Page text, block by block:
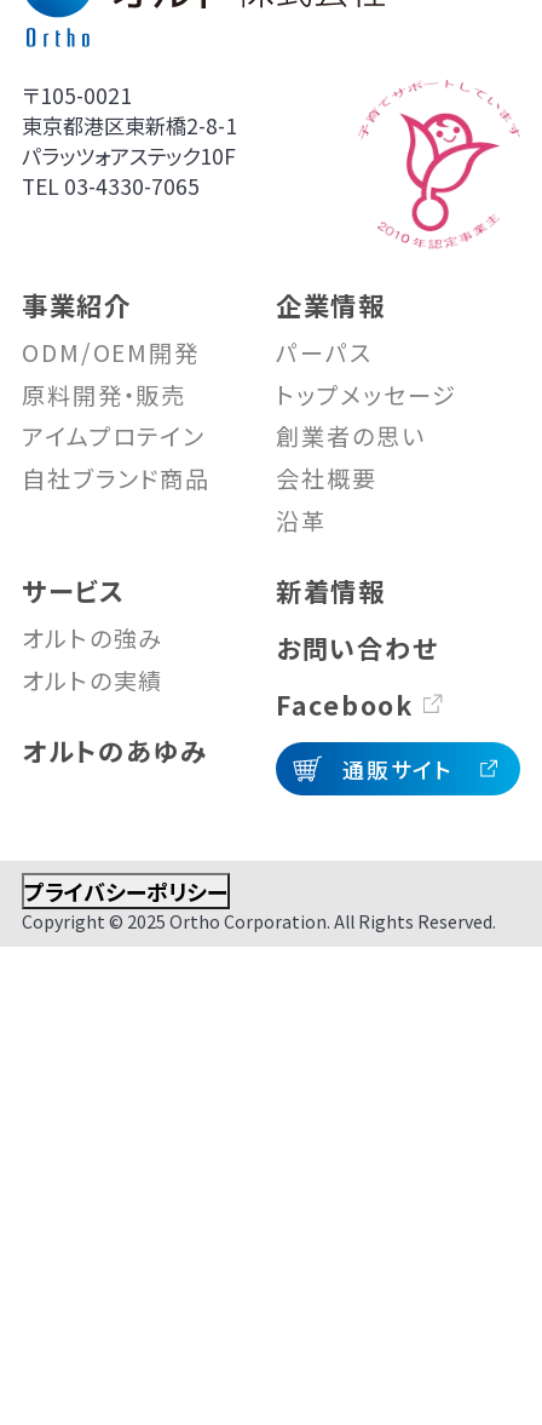
〒105-0021
東京都港区東新橋2-8-1
パラッツォアステック10F
TEL 03-4330-7065
事業紹介
ODM/OEM開発
原料開発・販売
アイムプロテイン
自社ブランド商品
企業情報
パーパス
トップメッセージ
創業者の思い
会社概要
沿革
サービス
オルトの強み
オルトの実績
オルトのあゆみ
新着情報
お問い合わせ
Facebook
通販サイト
プライバシーポリシー
Copyright © 2025 Ortho Corporation. All Rights Reserved.